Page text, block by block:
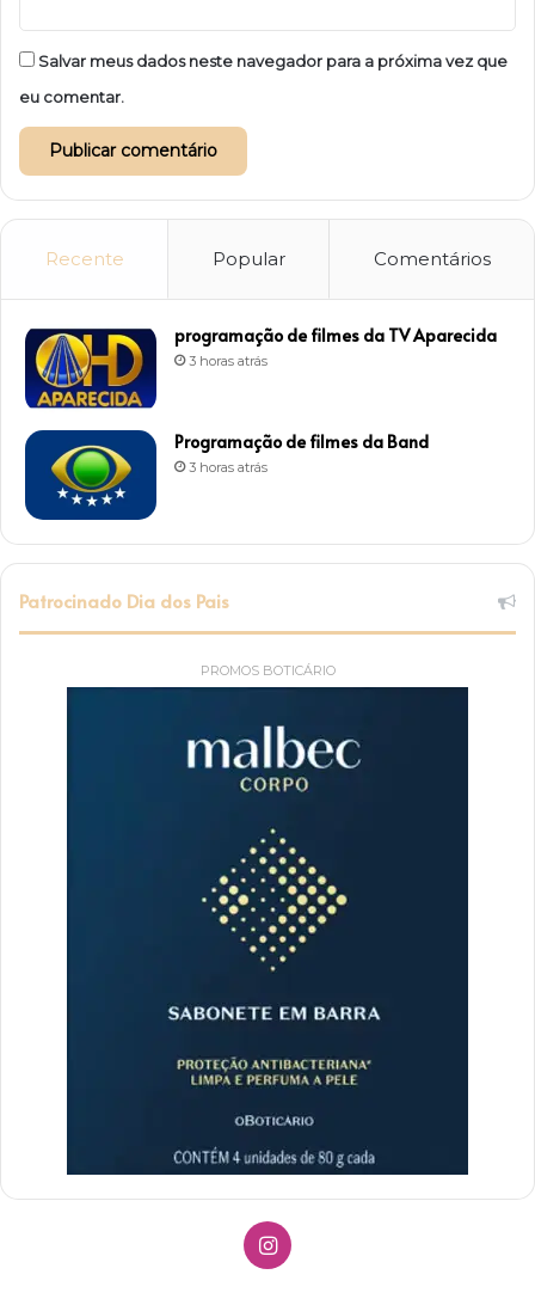
Salvar meus dados neste navegador para a próxima vez que
eu comentar.
Recente Popular Comentários
programação de filmes da TV Aparecida
3 horas atrás
Programação de filmes da Band
3 horas atrás
Patrocinado Dia dos Pais
PROMOS BOTICÁRIO
I